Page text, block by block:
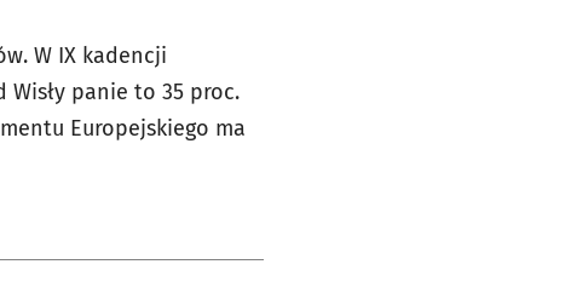
W IX kadencji
panie to 35 proc.
Europejskiego ma